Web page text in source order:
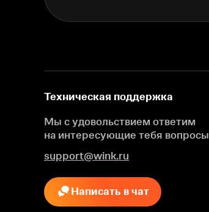
Техническая поддержка
Мы с удовольствием ответим
на интересующие тебя вопросы
support@wink.ru
Написать в чат